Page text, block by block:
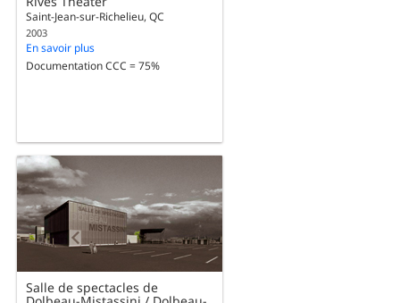
Saint-Jean-sur-Richelieu, QC
2003
En savoir plus
Documentation CCC = 75%
Salle de spectacles de